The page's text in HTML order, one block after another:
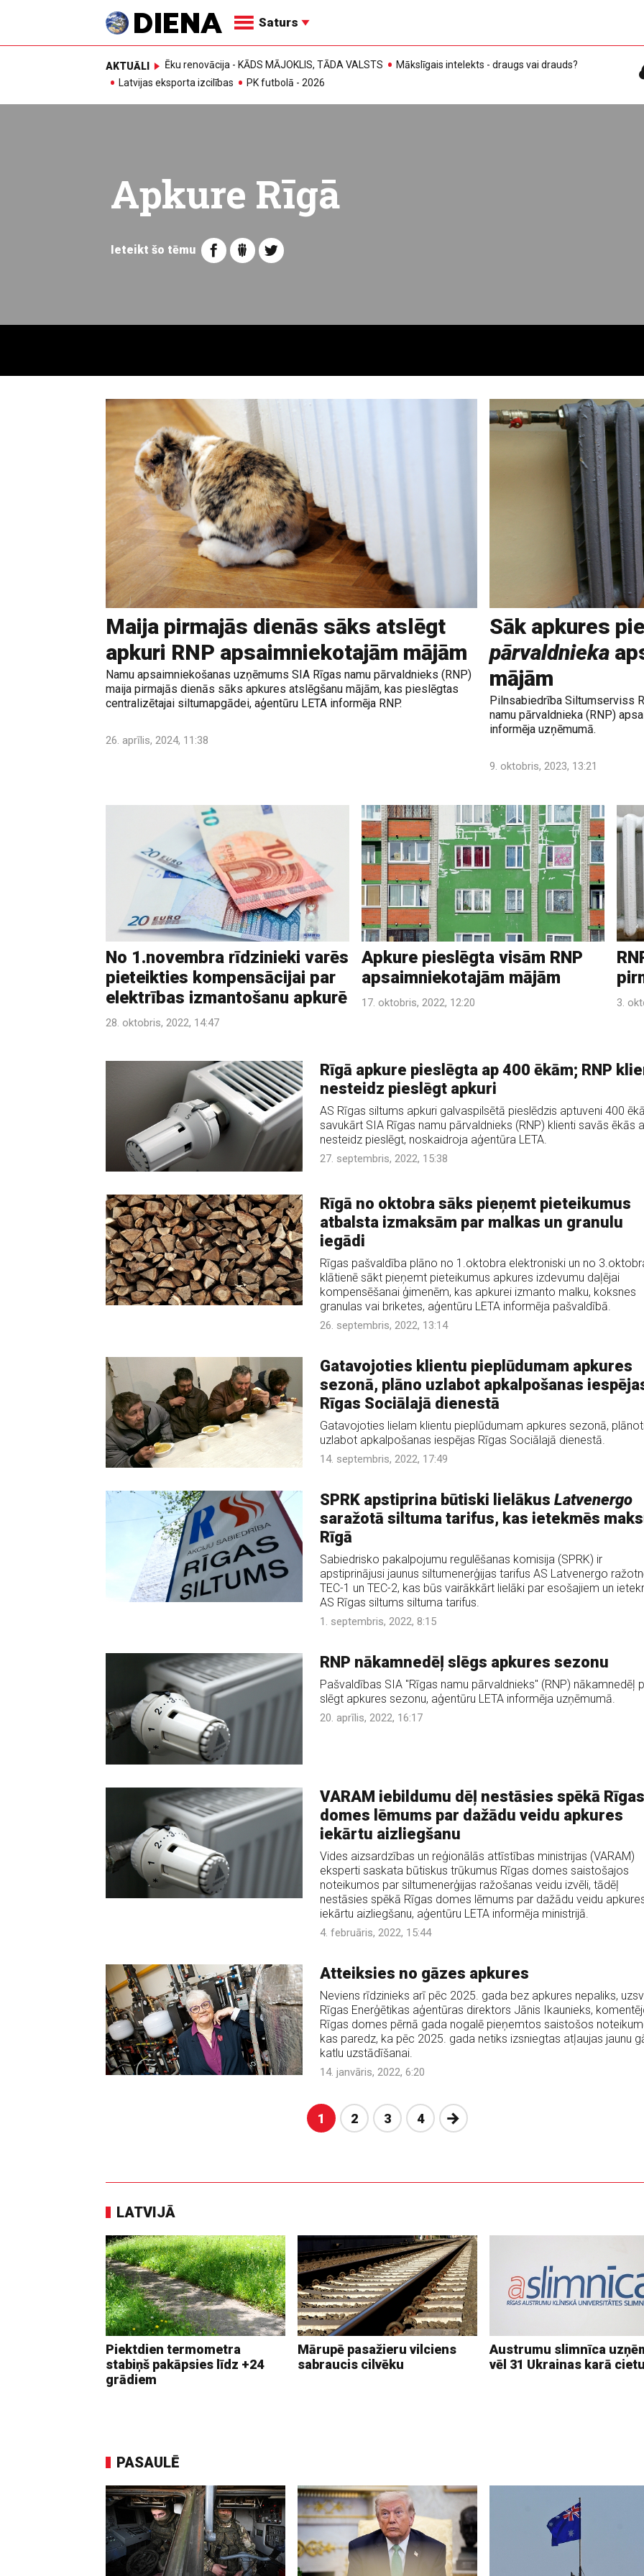
Saturs
AKTUĀLI Ēku renovācija - KĀDS MĀJOKLIS, TĀDA VALSTS
Mākslīgais intelekts - draugs vai drauds?
Latvijas eksporta izcilības
PK futbolā - 2026
Apkure Rīgā
Ieteikt šo tēmu
Maija pirmajās dienās sāks atslēgt
apkuri RNP apsaimniekotajām mājām
Namu apsaimniekošanas uzņēmums SIA Rīgas namu pārvaldnieks (RNP)
maija pirmajās dienās sāks apkures atslēgšanu mājām, kas pieslēgtas
centralizētajai siltumapgādei, aģentūru LETA informēja RNP.
26. aprīlis, 2024, 11:38
Sāk apkures
pārvaldnieka
mājām
Pilnsabiedrība Siltumserviss
namu pārvaldnieka (RNP)
informēja uzņēmumā.
9. oktobris, 2023, 13:21
No 1.novembra rīdzinieki varēs
pieteikties kompensācijai par
elektrības izmantošanu apkurē
28. oktobris, 2022, 14:47
Apkure pieslēgta visām RNP
apsaimniekotajām mājām
17. oktobris, 2022, 12:20 3.
Rīgā apkure pieslēgta ap 400 ēkām; RNP
nesteidz pieslēgt apkuri
AS Rīgas siltums apkuri galvaspilsētā pieslēdzis aptuveni 400
savukārt SIA Rīgas namu pārvaldnieks (RNP) klienti savās ēkās
nesteidz pieslēgt, noskaidroja aģentūra LETA.
27. septembris, 2022, 15:38
Rīgā no oktobra sāks pieņemt pieteikumus
atbalsta izmaksām par malkas un granulu
iegādi
Rīgas pašvaldība plāno no 1.oktobra elektroniski un no
klātienē sākt pieņemt pieteikumus apkures izdevumu daļējai
kompensēšanai ģimenēm, kas apkurei izmanto malku, koksnes
granulas vai briketes, aģentūru LETA informēja pašvaldībā.
26. septembris, 2022, 13:14
Gatavojoties klientu pieplūdumam apkures
sezonā, plāno uzlabot apkalpošanas
Rīgas Sociālajā dienestā
Gatavojoties lielam klientu pieplūdumam apkures sezonā,
uzlabot apkalpošanas iespējas Rīgas Sociālajā dienestā.
14. septembris, 2022, 17:49
SPRK apstiprina būtiski lielākus Latvenergo
saražotā siltuma tarifus, kas ietekmēs
Rīgā
Sabiedrisko pakalpojumu regulēšanas komisija (SPRK) ir
apstiprinājusi jaunus siltumenerģijas tarifus AS Latvenergo
TEC-1 un TEC-2, kas būs vairākkārt lielāki par esošajiem un
AS Rīgas siltums siltuma tarifus.
1. septembris, 2022, 8:15
RNP nākamnedēļ slēgs apkures sezonu
Pašvaldības SIA "Rīgas namu pārvaldnieks" (RNP) nākamnedēļ
slēgt apkures sezonu, aģentūru LETA informēja uzņēmumā.
20. aprīlis, 2022, 16:17
VARAM iebildumu dēļ nestāsies spēkā Rīgas
domes lēmums par dažādu veidu apkures
iekārtu aizliegšanu
Vides aizsardzības un reģionālās attīstības ministrijas (VARAM)
eksperti saskata būtiskus trūkumus Rīgas domes saistošajos
noteikumos par siltumenerģijas ražošanas veidu izvēli, tādēļ
nestāsies spēkā Rīgas domes lēmums par dažādu veidu
iekārtu aizliegšanu, aģentūru LETA informēja ministrijā.
4. februāris, 2022, 15:44
Atteiksies no gāzes apkures
Neviens rīdzinieks arī pēc 2025. gada bez apkures nepaliks,
Rīgas Enerģētikas aģentūras direktors Jānis Ikaunieks,
Rīgas domes pērnā gada nogalē pieņemtos saistošos
kas paredz, ka pēc 2025. gada netiks izsniegtas atļaujas jaunu
katlu uzstādīšanai.
14. janvāris, 2022, 6:20
1 2 3 4 Nākošā
LATVIJĀ
Piektdien termometra
stabiņš pakāpsies līdz +24
grādiem
Mārupē pasažieru vilciens
sabraucis cilvēku
Austrumu slimnīca
vēl 31 Ukrainas karā
PASAULĒ